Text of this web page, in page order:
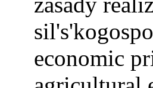
economic